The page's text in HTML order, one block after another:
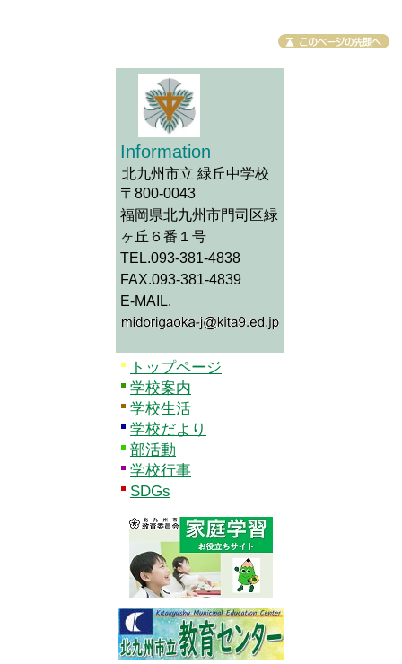
Information
北九州市立 緑丘中学校
〒800-0043
福岡県北九州市門司区緑
ヶ丘６番１号
TEL.093-381-4838
FAX.093-381-4839
E-MAIL.
トップページ
学校案内
学校生活
学校だより
部活動
学校行事
SDGs